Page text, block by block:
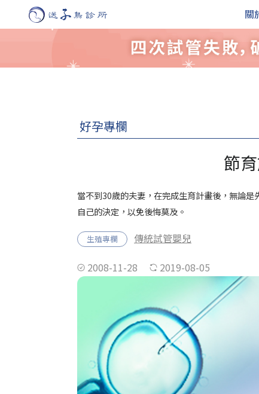
關
好孕專欄
節
當不到30歲的夫妻，在完成生育計畫後，無論
自己的決定，以免後悔莫及。
生殖專欄 傳統試管嬰兒
2008-11-28 2019-08-05